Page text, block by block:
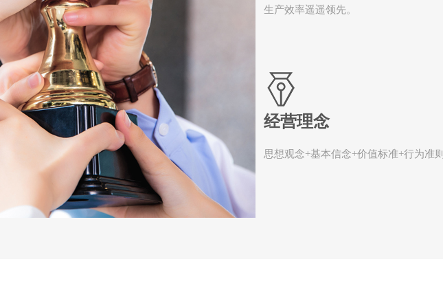
生产效率遥遥领先。
经营理念
思想观念+基本信念+价值标准+行为准则